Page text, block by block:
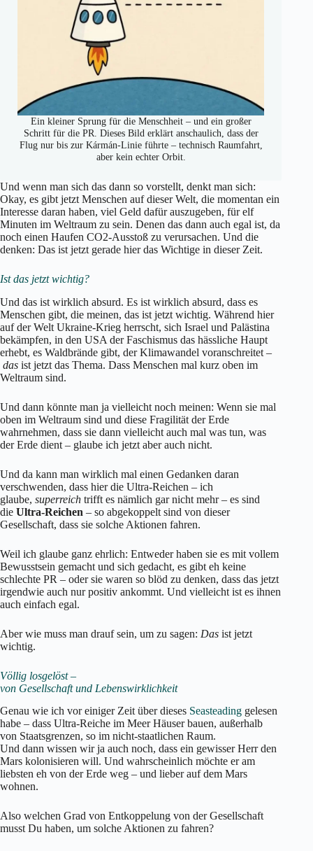
Ein kleiner Sprung für die Menschheit – und ein großer
Schritt für die PR. Dieses Bild erklärt anschaulich, dass der
Flug nur bis zur Kármán-Linie führte – technisch Raumfahrt,
aber kein echter Orbit.
Und wenn man sich das dann so vorstellt, denkt man sich:
Okay, es gibt jetzt Menschen auf dieser Welt, die momentan ein
Interesse daran haben, viel Geld dafür auszugeben, für elf
Minuten im Weltraum zu sein. Denen das dann auch egal ist, da
noch einen Haufen CO2-Ausstoß zu verursachen. Und die
denken: Das ist jetzt gerade hier das Wichtige in dieser Zeit.
Ist das jetzt wichtig?
Und das ist wirklich absurd. Es ist wirklich absurd, dass es
Menschen gibt, die meinen, das ist jetzt wichtig. Während hier
auf der Welt Ukraine-Krieg herrscht, sich Israel und Palästina
bekämpfen, in den USA der Faschismus das hässliche Haupt
erhebt, es Waldbrände gibt, der Klimawandel voranschreitet –
das ist jetzt das Thema. Dass Menschen mal kurz oben im
Weltraum sind.
Und dann könnte man ja vielleicht noch meinen: Wenn sie mal
oben im Weltraum sind und diese Fragilität der Erde
wahrnehmen, dass sie dann vielleicht auch mal was tun, was
der Erde dient – glaube ich jetzt aber auch nicht.
Und da kann man wirklich mal einen Gedanken daran
verschwenden, dass hier die Ultra-Reichen – ich
glaube, superreich trifft es nämlich gar nicht mehr – es sind
die Ultra-Reichen – so abgekoppelt sind von dieser
Gesellschaft, dass sie solche Aktionen fahren.
Weil ich glaube ganz ehrlich: Entweder haben sie es mit vollem
Bewusstsein gemacht und sich gedacht, es gibt eh keine
schlechte PR – oder sie waren so blöd zu denken, dass das jetzt
irgendwie auch nur positiv ankommt. Und vielleicht ist es ihnen
auch einfach egal.
Aber wie muss man drauf sein, um zu sagen: Das ist jetzt
wichtig.
Völlig losgelöst –
von Gesellschaft und Lebenswirklichkeit
Genau wie ich vor einiger Zeit über dieses Seasteading gelesen
habe – dass Ultra-Reiche im Meer Häuser bauen, außerhalb
von Staatsgrenzen, so im nicht-staatlichen Raum.
Und dann wissen wir ja auch noch, dass ein gewisser Herr den
Mars kolonisieren will. Und wahrscheinlich möchte er am
liebsten eh von der Erde weg – und lieber auf dem Mars
wohnen.
Also welchen Grad von Entkoppelung von der Gesellschaft
musst Du haben, um solche Aktionen zu fahren?